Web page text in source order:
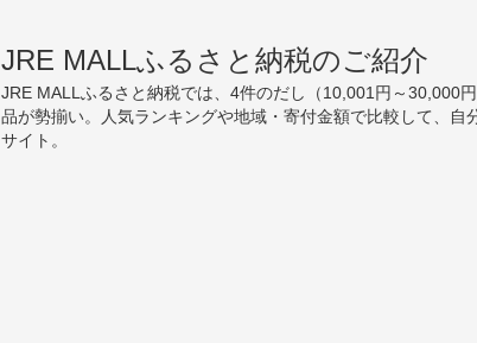
JRE MALLふるさと納税のご紹介
JRE MALLふるさと納税では、4件のだし（10,001円～30,000
品が勢揃い。人気ランキングや地域・寄付金額で比較して、
サイト。